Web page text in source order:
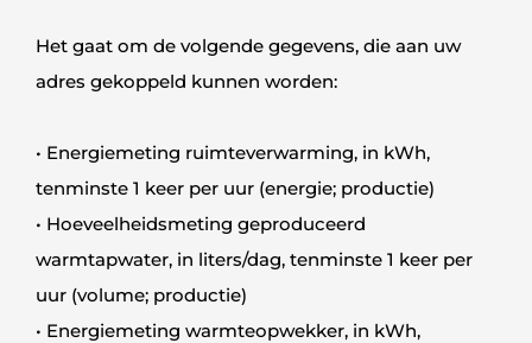
Het gaat om de volgende gegevens, die aan uw
adres gekoppeld kunnen worden:
• Energiemeting ruimteverwarming, in kWh,
tenminste 1 keer per uur (energie; productie)
• Hoeveelheidsmeting geproduceerd
warmtapwater, in liters/dag, tenminste 1 keer per
uur (volume; productie)
• Energiemeting warmteopwekker, in kWh,